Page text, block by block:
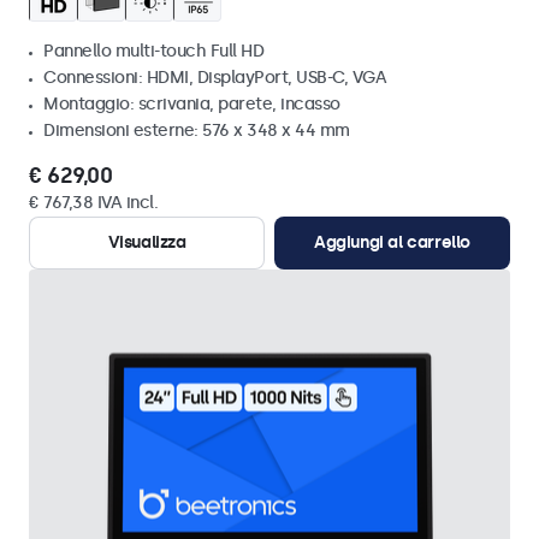
Pannello multi-touch Full HD
Connessioni: HDMI, DisplayPort, USB-C, VGA
Montaggio: scrivania, parete, incasso
Dimensioni esterne: 576 x 348 x 44 mm
€ 629,00
€ 767,38 IVA incl.
Visualizza
Aggiungi al carrello